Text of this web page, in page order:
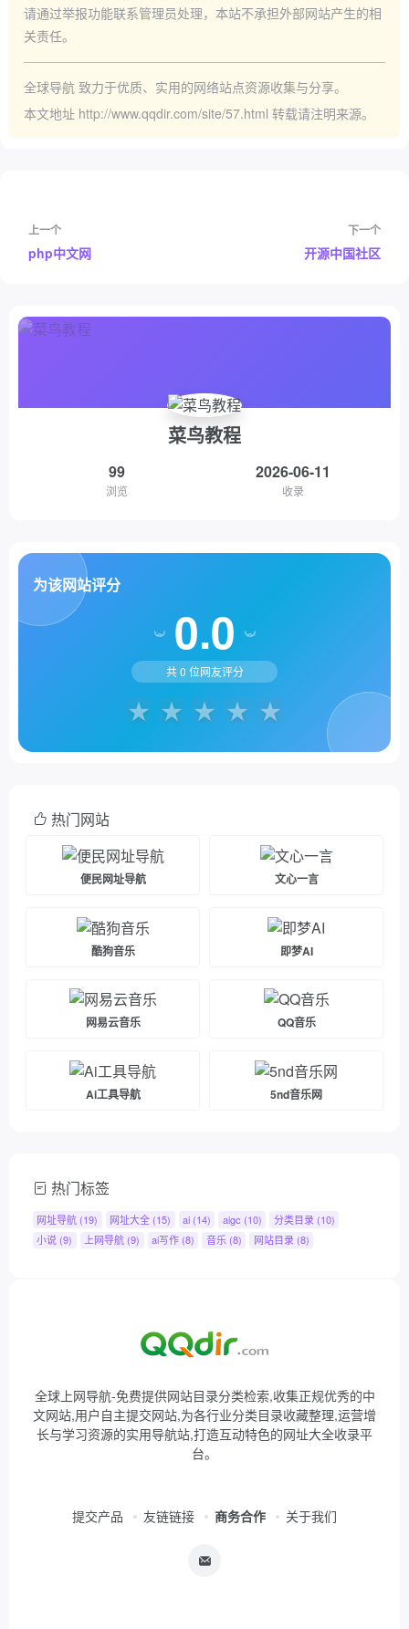
请通过举报功能联系管理员处理，本站不承担外部网站产生的相
关责任。
全球导航 致力于优质、实用的网络站点资源收集与分享。
本文地址 http://www.qqdir.com/site/57.html 转载请注明来源。
上一个
php中文网
下一个
开源中国社区
菜鸟教程
99
浏览
2026-06-11
收录
为该网站评分
0.0
共0 位网友评分
热门网站
便民网址导航 文心一言
酷狗音乐 即梦AI
网易云音乐 QQ音乐
Ai工具导航 5nd音乐网
热门标签
网址导航 (19) 网址大全 (15) ai (14) aigc (10) 分类目录 (10)
小说 (9) 上网导航 (9) ai写作 (8) 音乐 (8) 网站目录 (8)
全球上网导航-免费提供网站目录分类检索,收集正规优秀的中
文网站,用户自主提交网站,为各行业分类目录收藏整理,运营增
长与学习资源的实用导航站,打造互动特色的网址大全收录平
台。
提交产品 友链链接 商务合作 关于我们